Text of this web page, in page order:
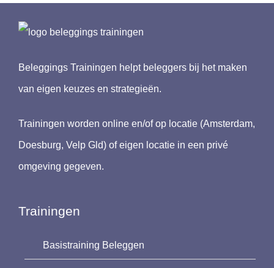
Beleggings Trainingen helpt beleggers bij het maken
van eigen keuzes en strategieën.
Trainingen worden online en/of op locatie (Amsterdam,
Doesburg, Velp Gld) of eigen locatie in een privé
omgeving gegeven.
Trainingen
Basistraining Beleggen